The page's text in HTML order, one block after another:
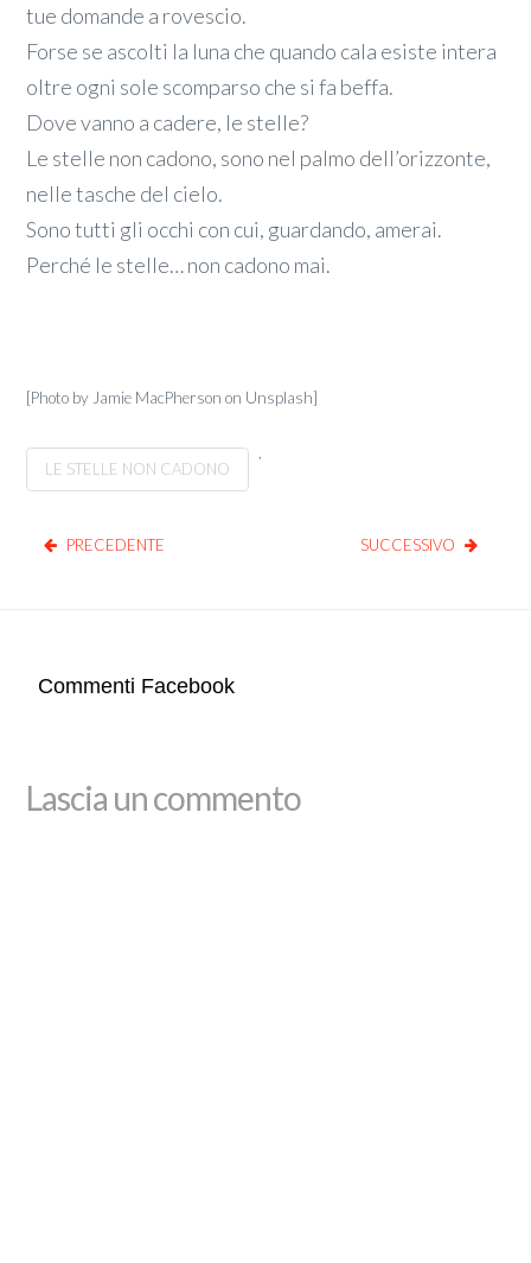
tue domande a rovescio.
Forse se ascolti la luna che quando cala esiste intera
oltre ogni sole scomparso che si fa beffa.
Dove vanno a cadere, le stelle?
Le stelle non cadono, sono nel palmo dell’orizzonte,
nelle tasche del cielo.
Sono tutti gli occhi con cui, guardando, amerai.
Perché le stelle… non cadono mai.
[Photo by Jamie MacPherson on Unsplash]
LE STELLE NON CADONO
PRECEDENTE SUCCESSIVO
Commenti Facebook
Lascia un commento